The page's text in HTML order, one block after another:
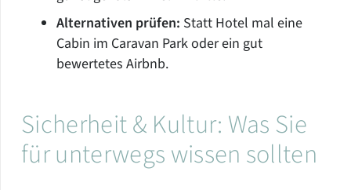
Alternativen prüfen: Statt Hotel mal eine
Cabin im Caravan Park oder ein gut
bewertetes Airbnb.
Sicherheit & Kultur: Was Sie
für unterwegs wissen sollten